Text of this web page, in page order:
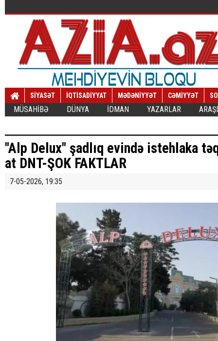
SİYASƏT İQTİSADİYYAT MƏDƏNİYYƏT CƏMİYYƏT
MÜSAHİBƏ DÜNYA İDMAN YAZARLAR
"Alp Delux" şadlıq evində istehlaka
at DNT-ŞOK FAKTLAR
7-05-2026, 19:35